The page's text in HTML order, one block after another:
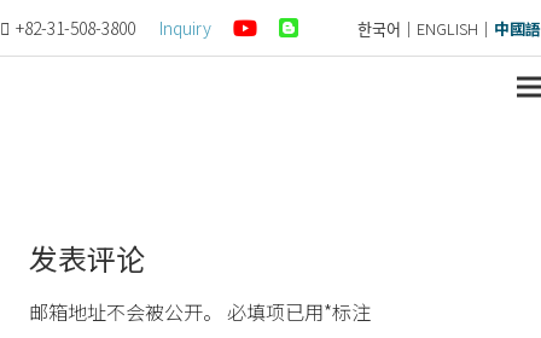
+82-31-508-3800 Inquiry 한국어 ｜ ENGLISH ｜ 中國語
发表评论
邮箱地址不会被公开。 必填项已用*标注